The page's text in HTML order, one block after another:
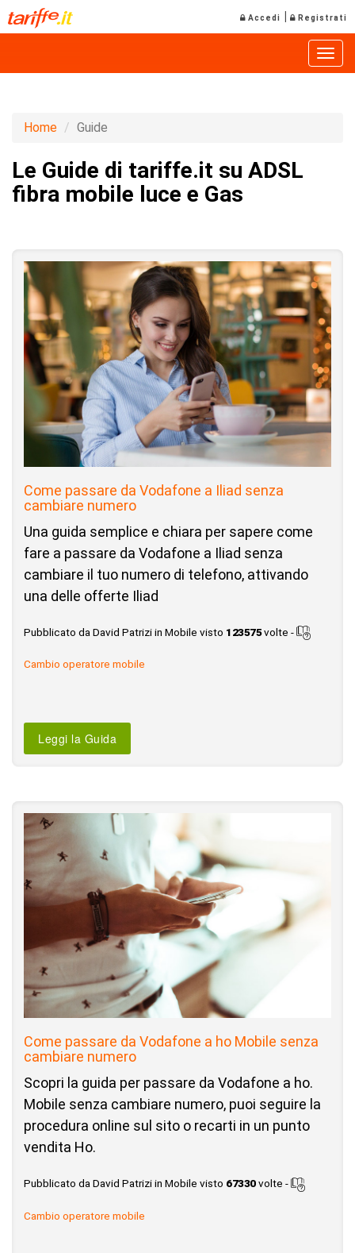
Accedi | Registrati
Home Guide
Le Guide di tariffe.it su ADSL
fibra mobile luce e Gas
Come passare da Vodafone a Iliad senza
cambiare numero
Una guida semplice e chiara per sapere come
fare a passare da Vodafone a Iliad senza
cambiare il tuo numero di telefono, attivando
una delle offerte Iliad
Pubblicato da David Patrizi in Mobile visto 123575volte -
Cambio operatore mobile
Leggi la Guida
Come passare da Vodafone a ho Mobile senza
cambiare numero
Scopri la guida per passare da Vodafone a ho.
Mobile senza cambiare numero, puoi seguire la
procedura online sul sito o recarti in un punto
vendita Ho.
Pubblicato da David Patrizi in Mobile visto 67330volte -
Cambio operatore mobile